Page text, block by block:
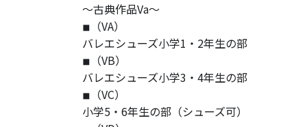
〜古典作品Va〜
◾︎（VA）
バレエシューズ小学1・2年生の部
◾︎（VB）
バレエシューズ小学3・4年生の部
◾︎（VC）
小学5・6年生の部（シューズ可）